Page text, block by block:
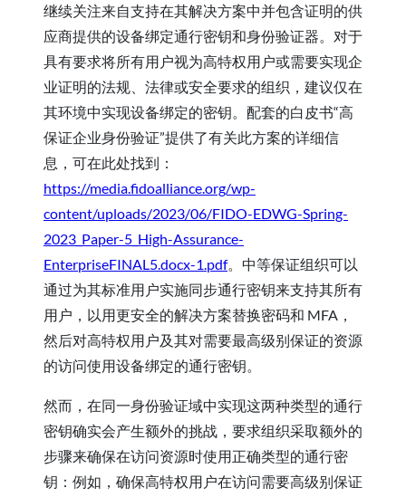
继续关注来自支持在其解决方案中并包含证明的供
应商提供的设备绑定通行密钥和身份验证器。对于
具有要求将所有用户视为高特权用户或需要实现企
业证明的法规、法律或安全要求的组织，建议仅在
其环境中实现设备绑定的密钥。配套的白皮书“高
保证企业身份验证”提供了有关此方案的详细信
息，可在此处找到：
https://media.fidoalliance.org/wp-
content/uploads/2023/06/FIDO-EDWG-Spring-
2023_Paper-5_High-Assurance-
EnterpriseFINAL5.docx-1.pdf。中等保证组织可以
通过为其标准用户实施同步通行密钥来支持其所有
用户，以用更安全的解决方案替换密码和 MFA，
然后对高特权用户及其对需要最高级别保证的资源
的访问使用设备绑定的通行密钥。
然而，在同一身份验证域中实现这两种类型的通行
密钥确实会产生额外的挑战，要求组织采取额外的
步骤来确保在访问资源时使用正确类型的通行密
钥：例如，确保高特权用户在访问需要高级别保证